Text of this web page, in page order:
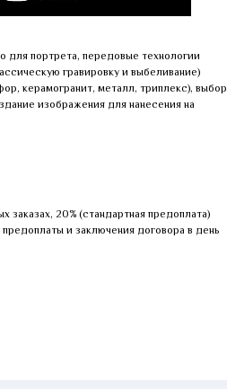
для портрета, передовые технологии
гравировку и выбеливание)
керамогранит, металл, триплекс), выбор
изображения для нанесения на
заказах, 20% (стандартная предоплата)
и заключения договора в день